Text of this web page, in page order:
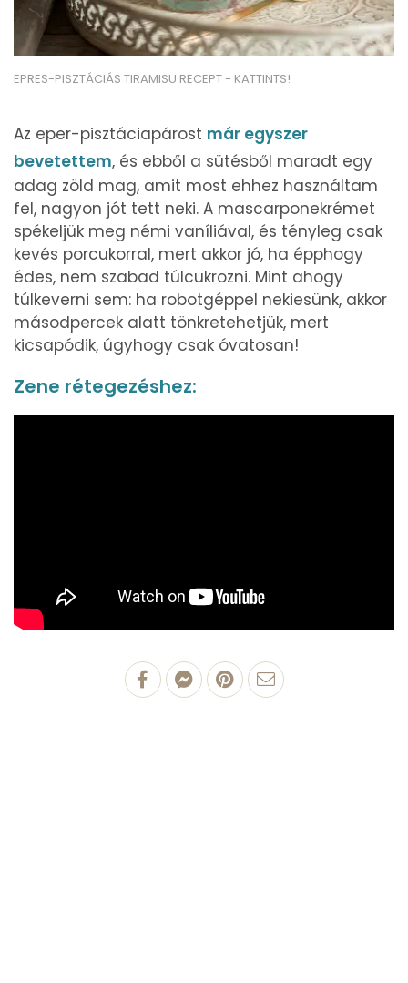
EPRES-PISZTÁCIÁS TIRAMISU RECEPT - KATTINTS!
Az eper-pisztáciapárost már egyszer
bevetettem, és ebből a sütésből maradt egy
adag zöld mag, amit most ehhez használtam
fel, nagyon jót tett neki. A mascarponekrémet
spékeljük meg némi vaníliával, és tényleg csak
kevés porcukorral, mert akkor jó, ha épphogy
édes, nem szabad túlcukrozni. Mint ahogy
túlkeverni sem: ha robotgéppel nekiesünk, akkor
másodpercek alatt tönkretehetjük, mert
kicsapódik, úgyhogy csak óvatosan!
Zene rétegezéshez: